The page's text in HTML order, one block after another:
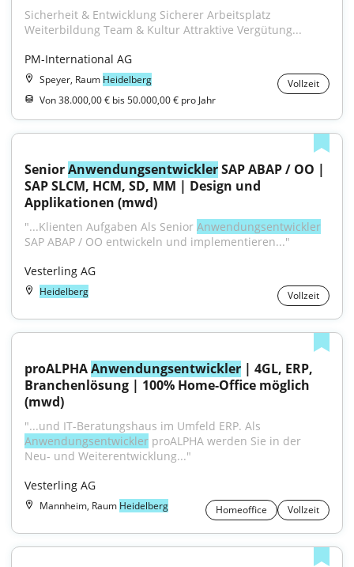
Sicherheit & Entwicklung Sicherer Arbeitsplatz
Weiterbildung Team & Kultur Attraktive Vergütung...
PM-International AG
Speyer, Raum Heidelberg
Vollzeit
Von 38.000,00 € bis 50.000,00 € pro Jahr
Senior Anwendungsentwickler SAP ABAP / OO |
SAP SLCM, HCM, SD, MM | Design und
Applikationen (mwd)
"...Klienten Aufgaben Als Senior Anwendungsentwickler
SAP ABAP / OO entwickeln und implementieren..."
Vesterling AG
Heidelberg Vollzeit
proALPHA Anwendungsentwickler | 4GL, ERP,
Branchenlösung | 100% Home-Office möglich
(mwd)
Anwendungsentwickler proALPHA werden Sie in der
Neu- und Weiterentwicklung..."
Vesterling AG
Mannheim, Raum Heidelberg Homeoffice Vollzeit